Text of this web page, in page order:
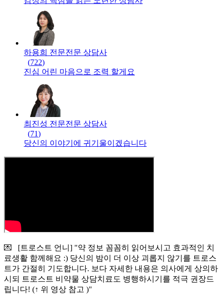
하용희 전문전문 상담사
(722)
진심 어린 마음으로 조력 할게요
최진성 전문전문 상담사
(71)
당신의 이야기에 귀기울이겠습니다
💌 [트로스트 언니] "약 정보 꼼꼼히 읽어보시고 효과적인 치
료생활 함께해요 :) 당신의 밤이 더 이상 괴롭지 않기를 트로스
트가 간절히 기도합니다. 보다 자세한 내용은 의사에게 상의하
시되 트로스트 비약물 상담치료도 병행하시기를 적극 권장드
립니다! (↑ 위 영상 참고 )"